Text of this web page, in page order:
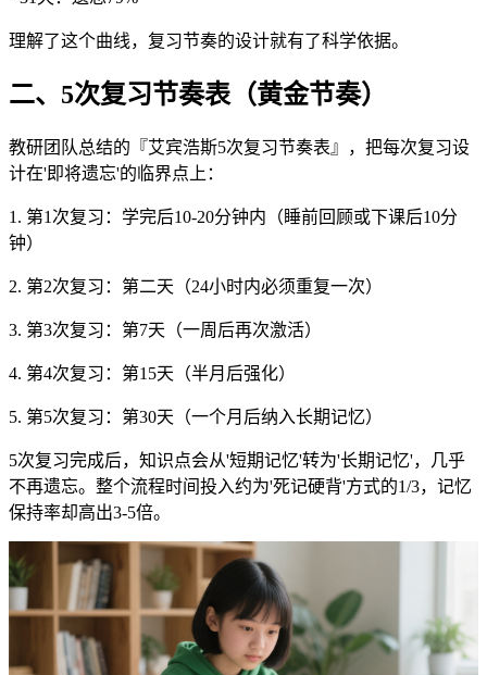
理解了这个曲线，复习节奏的设计就有了科学依据。
二、5次复习节奏表（黄金节奏）
教研团队总结的『艾宾浩斯5次复习节奏表』，把每次复习设
计在'即将遗忘'的临界点上：
1. 第1次复习：学完后10-20分钟内（睡前回顾或下课后10分
钟）
2. 第2次复习：第二天（24小时内必须重复一次）
3. 第3次复习：第7天（一周后再次激活）
4. 第4次复习：第15天（半月后强化）
5. 第5次复习：第30天（一个月后纳入长期记忆）
5次复习完成后，知识点会从'短期记忆'转为'长期记忆'，几乎
不再遗忘。整个流程时间投入约为'死记硬背'方式的1/3，记忆
保持率却高出3-5倍。